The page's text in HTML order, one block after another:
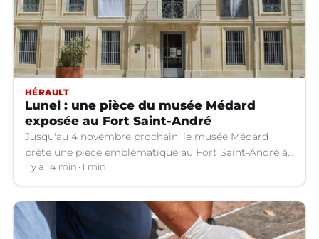
HÉRAULT
Lunel : une pièce du musée Médard
exposée au Fort Saint-André
Jusqu'au 4 novembre prochain, le musée Médard
prête une pièce emblématique au Fort Saint-André à
Villeneuve-lez-Avignon (Gard).
il y a 14 min 1 min